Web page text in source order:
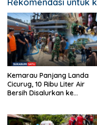
Kemarau Panjang Landa
Cicurug, 10 Ribu Liter Air
Bersih Disalurkan ke